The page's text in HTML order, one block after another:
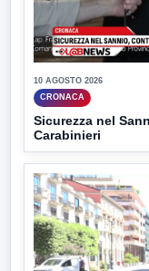
10 AGOSTO 2026
CRONACA
Sicurezza nel
Carabinieri